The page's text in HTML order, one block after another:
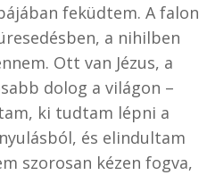
feküdtem. A falon
a nihilben
Ott van Jézus, a
dolog a világon –
ki tudtam lépni a
és elindultam
szorosan kézen fogva,